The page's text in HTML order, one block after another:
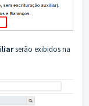
serão exibidos na